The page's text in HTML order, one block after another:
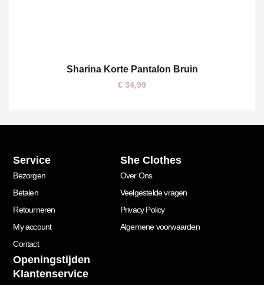
S M L
Sharina Korte Pantalon Bruin
€ 34,99
Service
Bezorgen
Betalen
Retourneren
My account
Contact
She Clothes
Over Ons
Veelgestelde vragen
Privacy Policy
Algemene voorwaarden
Openingstijden
Klantenservice